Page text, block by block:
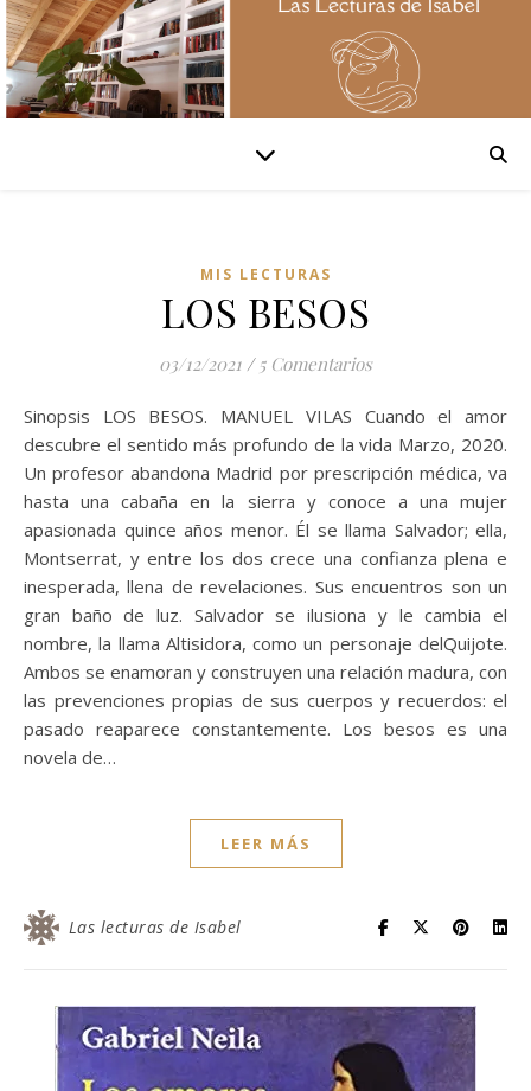
MIS LECTURAS
LOS BESOS
03/12/2021 / 5 Comentarios
Sinopsis LOS BESOS. MANUEL VILAS Cuando el amor
descubre el sentido más profundo de la vida Marzo, 2020.
Un profesor abandona Madrid por prescripción médica, va
hasta una cabaña en la sierra y conoce a una mujer
apasionada quince años menor. Él se llama Salvador; ella,
Montserrat, y entre los dos crece una confianza plena e
inesperada, llena de revelaciones. Sus encuentros son un
gran baño de luz. Salvador se ilusiona y le cambia el
nombre, la llama Altisidora, como un personaje delQuijote.
Ambos se enamoran y construyen una relación madura, con
las prevenciones propias de sus cuerpos y recuerdos: el
pasado reaparece constantemente. Los besos es una
novela de…
LEER MÁS
Las lecturas de Isabel